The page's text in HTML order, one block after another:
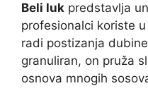
Beli luk predstavlja
profesionalci koriste
radi postizanja
granuliran, on pruža
osnova mnogih